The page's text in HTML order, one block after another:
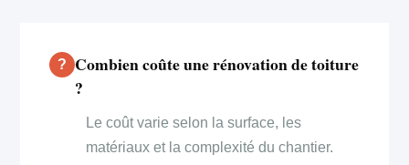
Combien coûte une rénovation de toiture
?
Le coût varie selon la surface, les
matériaux et la complexité du chantier.